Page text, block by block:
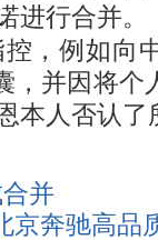
进行合并。
例如向
，并因将个
本人否认了
并
京奔驰高品